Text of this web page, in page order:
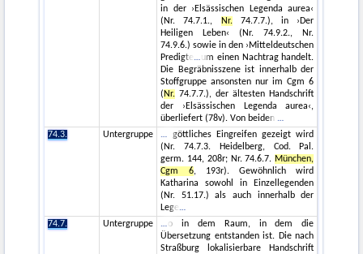
in der ›Elsässischen Legenda aurea‹
(Nr. 74.7.1.,
Nr.74.7.7.), in ›Der
Heiligen Leben‹ (Nr. 74.9.2., Nr.
74.9.6.) sowie in den ›Mitteldeutschen
Predigte
um einen Nachtrag handelt.
Die Begräbnisszene ist innerhalb der
Stoffgruppe ansonsten nur im Cgm 6
(Nr. 74.7.7.), der ältesten Handschrift
der ›Elsässischen Legenda aurea‹,
überliefert (78v). Von beiden
74.3.
Untergruppe
göttliches Eingreifen gezeigt wird
(Nr. 74.7.3. Heidelberg, Cod. Pal.
germ. 144, 208r; Nr. 74.6.7. München,
Cgm 6, 193r). Gewöhnlich wird
Katharina sowohl in Einzellegenden
(Nr. 51.17.) als auch innerhalb der
Lege
74.7.
Untergruppe
o in dem Raum, in dem die
Übersetzung entstanden ist. Die nach
Straßburg lokalisierbare Handschrift